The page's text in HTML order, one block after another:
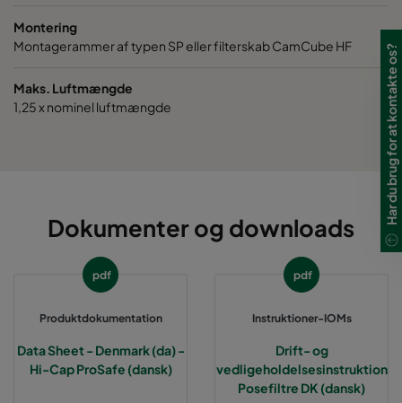
Montering
Montagerammer af typen SP eller filterskab CamCube HF
Maks. Luftmængde
1,25 x nominel luftmængde
Dokumenter og downloads
pdf
Produktdokumentation
Data Sheet - Denmark (da) -
Hi-Cap ProSafe (dansk)
pdf
Instruktioner-IOMs
Drift- og
vedligeholdelsesinstruktion
Posefiltre DK (dansk)
Har du brug for at kontakte os?